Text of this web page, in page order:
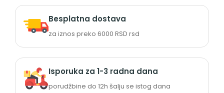
Besplatna dostava
za iznos preko 6000 RSD rsd
Isporuka za 1-3 radna dana
porudžbine do 12h šalju se istog dana